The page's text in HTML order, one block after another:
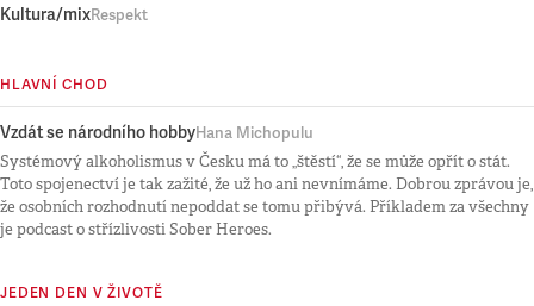
Kultura/mixRespekt
HLAVNÍ CHOD
Vzdát se národního hobbyHana Michopulu
Systémový alkoholismus v Česku má to „štěstí“, že se může opřít o stát.
Toto spojenectví je tak zažité, že už ho ani nevnímáme. Dobrou zprávou je,
že osobních rozhodnutí nepoddat se tomu přibývá. Příkladem za všechny
je podcast o střízlivosti Sober Heroes.
JEDEN DEN V ŽIVOTĚ